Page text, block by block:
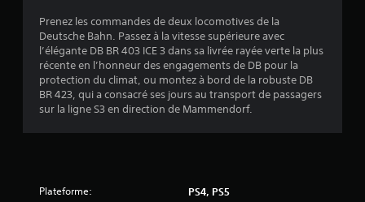
s
s
Prenez les commandes de deux locomotives de la
Deutsche Bahn. Passez à la vitesse supérieure avec
l’élégante DB BR 403 ICE 3 dans sa livrée rayée verte la plus
récente en l’honneur des engagements de DB pour la
protection du climat, ou montez à bord de la robuste DB
BR 423, qui a consacré ses jours au transport de passagers
sur la ligne S3 en direction de Mammendorf.
Plateforme: PS4, PS5